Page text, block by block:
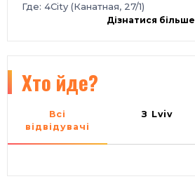
Где: 4City (Канатная, 27/1)
Когда: 22 августа 18:00-21:00
Дізнатися більше
Хто йде?
Всі
відвідувачі
З Lviv